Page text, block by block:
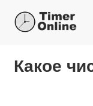
Какой день будет через
Какое